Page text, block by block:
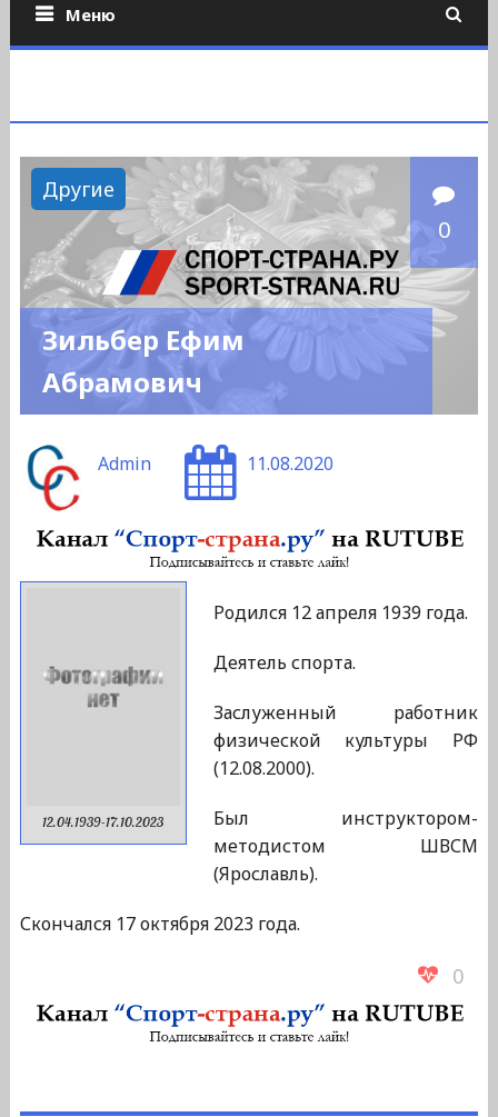
Меню
Другие
0
Зильбер Ефим
Абрамович
Admin 11.08.2020
12.04.1939-17.10.2023
Родился 12 апреля 1939 года.
Деятель спорта.
Заслуженный работник
физической культуры РФ
(12.08.2000).
Был инструктором-
методистом ШВСМ
(Ярославль).
Скончался 17 октября 2023 года.
0